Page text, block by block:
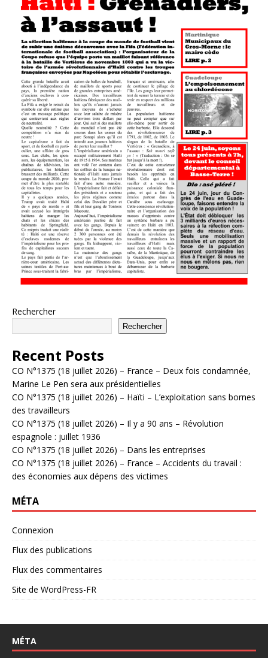
Rechercher
Rechercher
Recent Posts
CO N°1375 (18 juillet 2026) – France – Deux fois condamnée,
Marine Le Pen sera aux présidentielles
CO N°1375 (18 juillet 2026) – Haïti – L’exploitation sans bornes
des travailleurs
CO N°1375 (18 juillet 2026) – Il y a 90 ans – Révolution
espagnole : juillet 1936
CO N°1375 (18 juillet 2026) – Dans les entreprises
CO N°1375 (18 juillet 2026) – France – Accidents du travail :
des économies aux dépens des victimes
MÉTA
Connexion
Flux des publications
Flux des commentaires
Site de WordPress-FR
MÉTA